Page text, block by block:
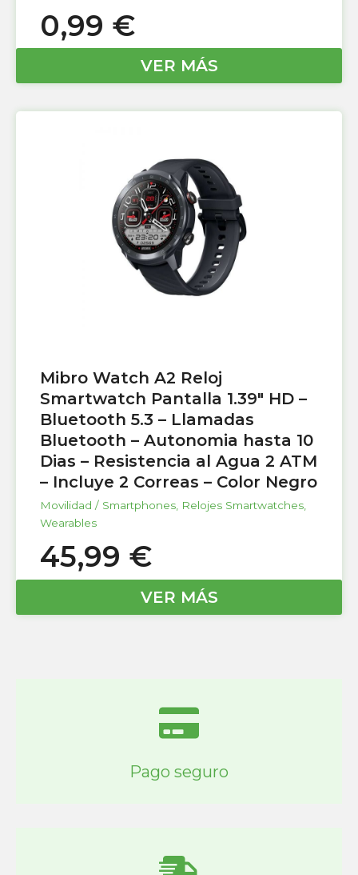
0,99 €
VER MÁS
Mibro Watch A2 Reloj
Smartwatch Pantalla 1.39″ HD –
Bluetooth 5.3 – Llamadas
Bluetooth – Autonomia hasta 10
Dias – Resistencia al Agua 2 ATM
– Incluye 2 Correas – Color Negro
Movilidad / Smartphones, Relojes Smartwatches,
Wearables
45,99 €
VER MÁS
Pago seguro